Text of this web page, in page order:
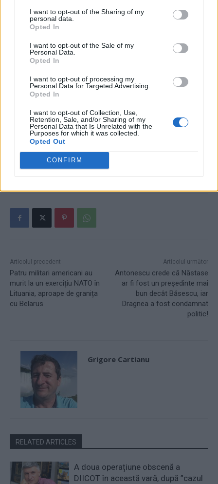
I want to opt-out of the Sharing of my
personal data.
Opted In
I want to opt-out of the Sale of my
Personal Data.
Opted In
I want to opt-out of processing my
Personal Data for Targeted Advertising.
Opted In
I want to opt-out of Collection, Use,
Retention, Sale, and/or Sharing of my
Personal Data that Is Unrelated with the
Purposes for which it was collected.
Opted Out
CONFIRM
CRISTIAN HUBALI:Tezaurul Dacic și directorul
salariu+pensie
PAUL PALENCSAR: Patriarhul prigonitor
NICOLAE DABIJA:Trădările lui Dodon
TAGS aniversare Călin Georgescu
Articolul precedent
Patru militari americani au
murit la un exercițiu NATO în
Lituania, aproape de granița
cu Belarus
Articolul următor
Antonescu crede că Năstase
ar fi fost un președinte mai
bun decât Băsescu, iar
Dragnea a fost condamnat
politic!
Grigore Cartianu
RELATED ARTICLES
A doua operațiune obscenă a
DIICOT în această vară, după ”cazul